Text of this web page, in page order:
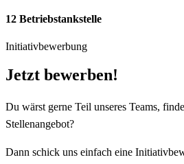
12 Betriebstankstelle
Initiativbewerbung
Jetzt bewerben!
Du wärst gerne Teil unseres Teams,
Stellenangebot?
Dann schick uns einfach eine